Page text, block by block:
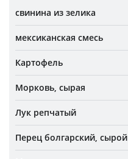
свинина из зелика
мексиканская смесь
Картофель
Морковь, сырая
Лук репчатый
Перец болгарский, сырой